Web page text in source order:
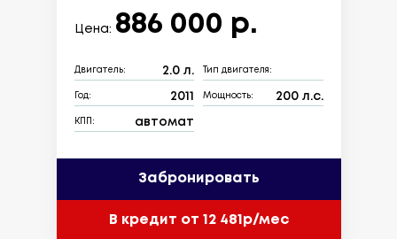
Цена: 886 000 р.
Двигатель: 2.0 л. Тип двигателя:
Год: 2011 Мощность: 200 л.с.
КПП: автомат
Забронировать
В кредит от 12 481р/мес